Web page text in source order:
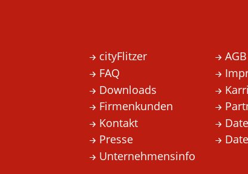
cityFlitzer
FAQ
Downloads
Firmenkunden
Kontakt
Presse
Unternehmensinfo
AGB